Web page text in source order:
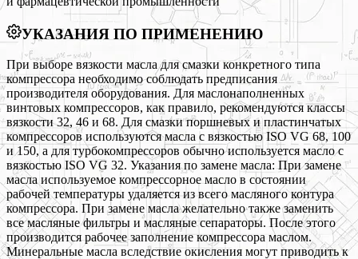
УКАЗАНИЯ ПО ПРИМЕНЕНИЮ
При выборе вязкости масла для смазки конкретного типа
компрессора необходимо соблюдать предписания
производителя оборудования. Для маслонаполненных
винтовых компрессоров, как правило, рекомендуются классы
вязкости 32, 46 и 68. Для смазки поршневых и пластинчатых
компрессоров используются масла с вязкостью ISO VG 68, 100
и 150, а для турбокомпрессоров обычно используется масло с
вязкостью ISO VG 32. Указания по замене масла: При замене
масла используемое компрессорное масло в состоянии
рабочей температуры удаляется из всего масляного контура
компрессора. При замене масла желательно также заменить
все масляные фильтры и масляные сепараторы. После этого
производится рабочее заполнение компрессора маслом.
Минеральные масла вследствие окисления могут приводить к